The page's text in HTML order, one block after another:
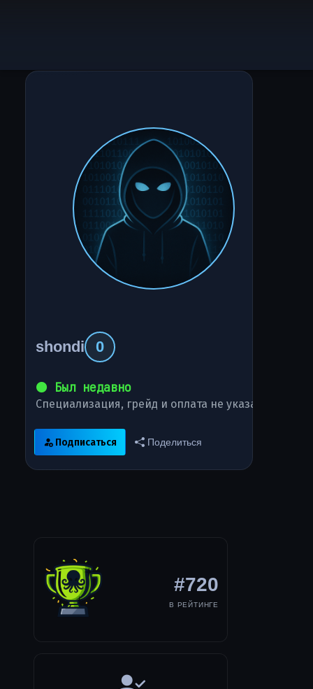
shondi 0
⚫ Был недавно
Специализация, грейд и оплата не указаны
Подписаться Поделиться
#720
В РЕЙТИНГЕ